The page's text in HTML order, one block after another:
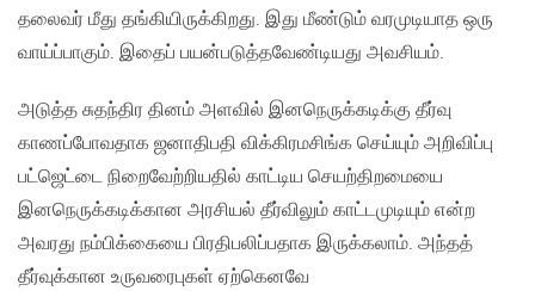
தலைவர் மீது தங்கியிருக்கிறது. இது மீண்டும் வரமுடியாத ஒரு
வாய்ப்பாகும். இதைப் பயன்படுத்தவேண்டியது அவசியம்.
அடுத்த சுதந்திர தினம் அளவில் இனநெருக்கடிக்கு தீர்வு
காணப்போவதாக ஜனாதிபதி விக்கிரமசிங்க செய்யும் அறிவிப்பு
பட்ஜெட்டை நிறைவேற்றியதில் காட்டிய செயற்திறமையை
இனநெருக்கடிக்கான அரசியல் தீர்விலும் காட்டமுடியும் என்ற
அவரது நம்பிக்கையை பிரதிபலிப்பதாக இருக்கலாம். அந்தத்
தீர்வுக்கான உருவரைபுகள் ஏற்கெனவே